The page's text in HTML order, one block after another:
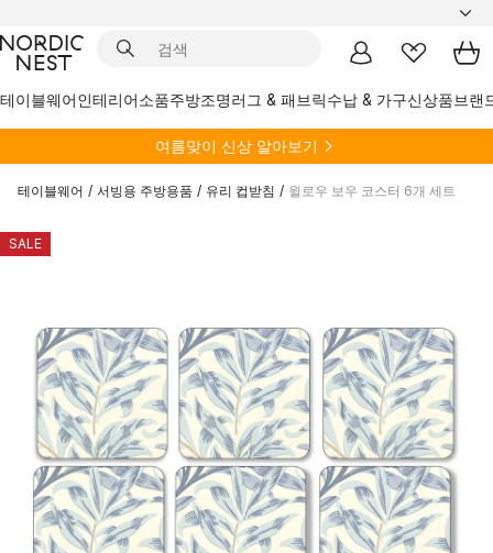
테이블웨어인테리어소품주방조명러그 & 패브릭수납 & 가구신상품브랜
여름맞이 신상 알아보기
테이블웨어 / 서빙용 주방용품 / 유리 컵받침 / 윌로우 보우 코스터 6개 세트
SALE